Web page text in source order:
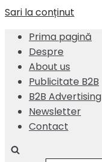
Sari la conținut
Prima pagină
Despre
About us
Publicitate B2B
B2B Advertising
Newsletter
Contact